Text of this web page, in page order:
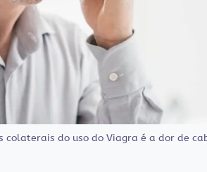
colaterais do uso do Viagra é a dor de